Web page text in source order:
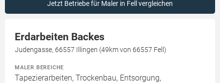
Jetzt Betriebe für Maler in Fell vergleichen
Erdarbeiten Backes
Judengasse, 66557 Illingen (49km von 66557 Fell)
MALER BEREICHE
Tapezierarbeiten, Trockenbau, Entsorgung,